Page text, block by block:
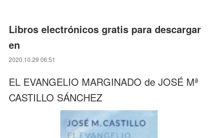
Libros electrónicos gratis para descargar
en
2020.10.29 06:51
EL EVANGELIO MARGINADO de JOSÉ Mª
CASTILLO SÁNCHEZ